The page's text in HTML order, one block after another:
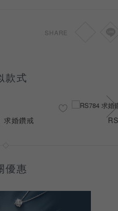
SHARE
款式
求婚鑽戒
優惠